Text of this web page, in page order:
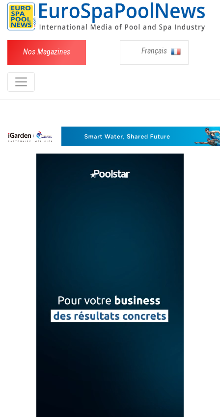
Nos Magazines Français